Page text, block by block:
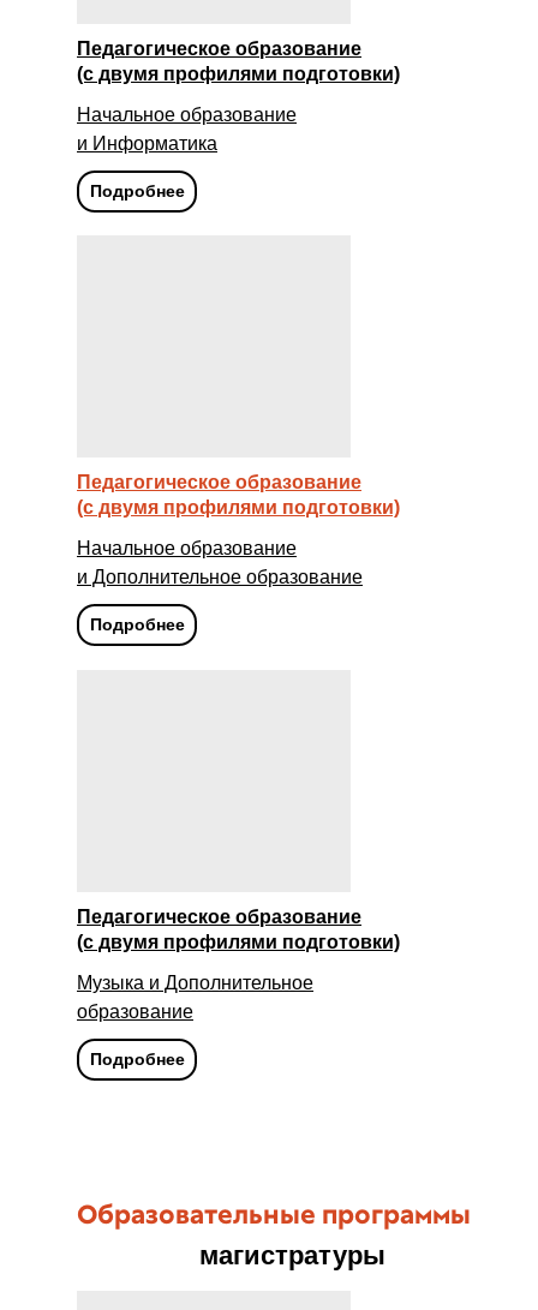
Педагогическое образование
(с двумя профилями подготовки)
Начальное образование
и Дополнительное образование
Подробнее
Педагогическое образование
(с двумя профилями подготовки)
Музыка и Дополнительное
образование
Подробнее
Педагогическое образование
(с двумя профилями подготовки)
Начальное образование
и Информатика
Подробнее
магистратуры
Образовательные программы